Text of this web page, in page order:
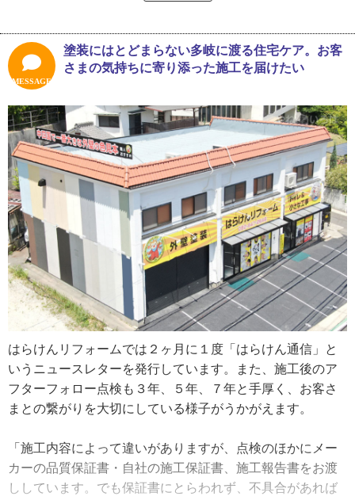
で、従業員のモラル意識やマナー教育にも力を入れていま
す。これからも当社スタッフ全員で、そういった職人の悪
いイメージを良いものにできる組織を作っていきます」
「自社施工と若いメンバーの機動力を生かした、小回りの
きく会社体制が強みです。自社職人をメインに協力会社さ
んの力も合わせて、屋根塗装・外壁塗装、雨漏り修理、網
屋根の点検では、最近はドローンが活躍します。目視では
確認しにくい亀裂やカビ・苔を発見できるので、塗装ブラ
ンが立てやすくなるそうです。
「屋根と外壁の塗り替えはセットで行うお客さまが多いか
な。やはり普段から目につくのは外壁なので、外壁での調
査依頼が始まりなんですが、ドローン撮影をしたら思った
以上に屋根の劣化が進んでいて、そのまま屋根も塗り替え
に……という感じですね。カラーベスト（※２）の屋根は
劣化が進むと割れやすくなり雨漏りの心配があるので、塗
り替えを勧めることが多いです。もちろん、状態に合わせ
た屋根リフォーム・屋根修理のプランを作って施工を提案
します。数パターン出すので、ご予算や都合で決めていた
だいています。屋根はシリコン塗料やフッ素塗料（※
３）、無機塗料（※４）など様々なものからお選びくださ
いね。私のお勧めは屋根には２液性でシリコン塗料以上の
もの。丈夫に仕上がりますよ」
MESSAGE
塗装にはとどまらない多岐に渡る住宅ケア。お客
さまの気持ちに寄り添った施工を届けたい
はらけんリフォームでは２ヶ月に１度「はらけん通信」と
いうニュースレターを発行しています。また、施工後のア
フターフォロー点検も３年、５年、７年と手厚く、お客さ
まとの繋がりを大切にしている様子がうかがえます。
「施工内容によって違いがありますが、点検のほかにメー
カーの品質保証書・自社の施工保証書、施工報告書をお渡
ししています。でも保証書にとらわれず、不具合があれば